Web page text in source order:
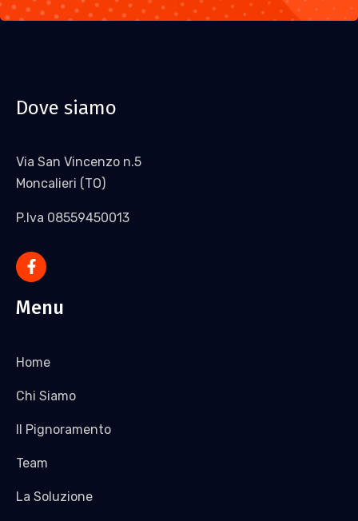
Dove siamo
Via San Vincenzo n.5
Moncalieri (TO)
P.Iva 08559450013
Menu
Home
Chi Siamo
Il Pignoramento
Team
La Soluzione